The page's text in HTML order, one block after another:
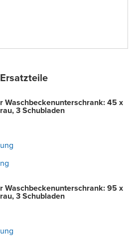
Waschbeckenunterschrank: 45 x
3 Schubladen
Waschbeckenunterschrank: 95 x
3 Schubladen